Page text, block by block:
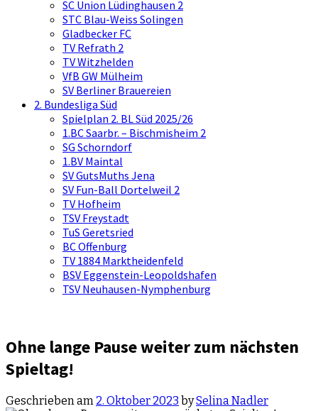
SC Union Lüdinghausen 2
STC Blau-Weiss Solingen
Gladbecker FC
TV Refrath 2
TV Witzhelden
VfB GW Mülheim
SV Berliner Brauereien
2. Bundesliga Süd
Spielplan 2. BL Süd 2025/26
1.BC Saarbr. – Bischmisheim 2
SG Schorndorf
1.BV Maintal
SV GutsMuths Jena
SV Fun-Ball Dortelweil 2
TV Hofheim
TSV Freystadt
TuS Geretsried
BC Offenburg
TV 1884 Marktheidenfeld
BSV Eggenstein-Leopoldshafen
TSV Neuhausen-Nymphenburg
Ohne lange Pause weiter zum nächsten
Spieltag!
Geschrieben am 2. Oktober 2023 bySelina Nadler